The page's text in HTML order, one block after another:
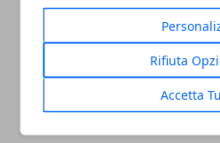
Rifiuta
Accetta
Articolo Precedente
Vacanza a Jesolo (Venezia):
spiagge e divertimenti,
escursioni a Venezia, hotel